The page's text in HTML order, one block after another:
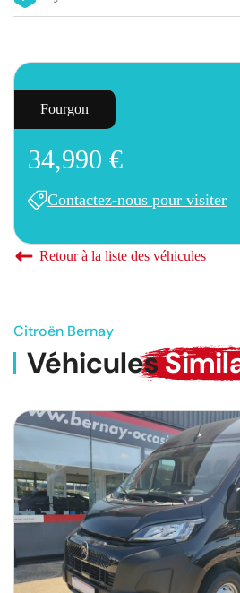
Fourgon
34,990 €
Contactez-nous pour visiter
Retour à la liste des véhicules
Citroën Bernay
Véhicules